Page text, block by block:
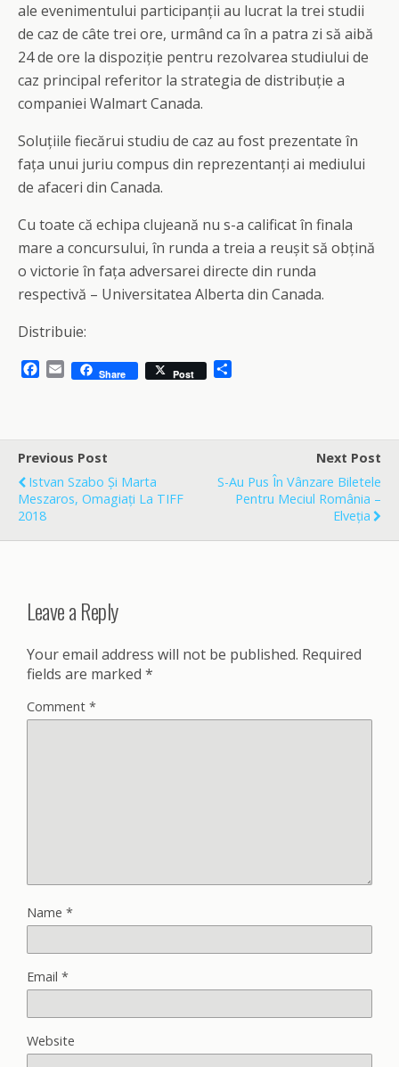
ale evenimentului participanții au lucrat la trei studii
de caz de câte trei ore, urmând ca în a patra zi să aibă
24 de ore la dispoziție pentru rezolvarea studiului de
caz principal referitor la strategia de distribuție a
companiei Walmart Canada.
Soluțiile fiecărui studiu de caz au fost prezentate în
fața unui juriu compus din reprezentanți ai mediului
de afaceri din Canada.
Cu toate că echipa clujeană nu s-a calificat în finala
mare a concursului, în runda a treia a reușit să obțină
o victorie în fața adversarei directe din runda
respectivă – Universitatea Alberta din Canada.
Distribuie:
b
o
o
k
E
l
Share Post
e
Previous Post
Istvan Szabo Și Marta
Meszaros, Omagiați La TIFF
2018
Next Post
S-Au Pus În Vânzare Biletele
Pentru Meciul România –
Elveția
Leave a Reply
Your email address will not be published. Required
fields are marked *
Comment *
Name *
Email *
Website